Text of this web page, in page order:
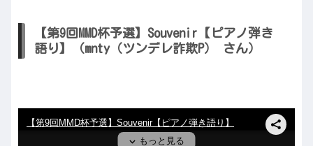
【第9回MMD杯予選】Souvenir【ピアノ弾き
語り】（mnty（ツンデレ詐欺P） さん）